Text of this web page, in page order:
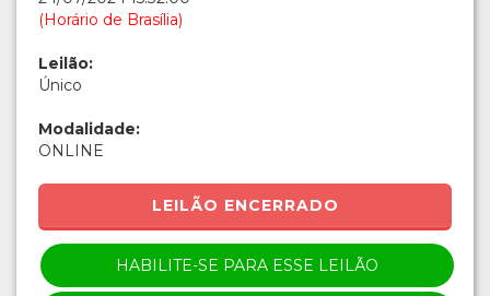
(Horário de Brasília)
Leilão:
Único
Modalidade:
ONLINE
LEILÃO ENCERRADO
HABILITE-SE PARA ESSE LEILÃO